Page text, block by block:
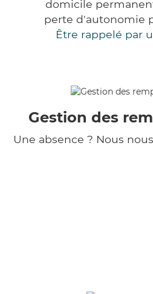
domicile
perte d'autonomie
Être rappelé par
Gestion des
Une absence ? Nous